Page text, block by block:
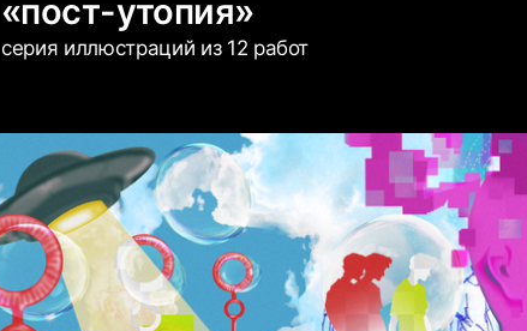
«пост-утопия»
серия иллюстраций из 12 работ